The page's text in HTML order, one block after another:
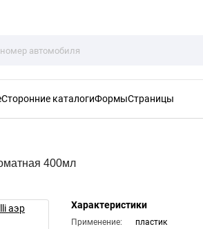
Сторонние каталогиФормыСтраницы
400мл
Характеристики
Применение:
пластик